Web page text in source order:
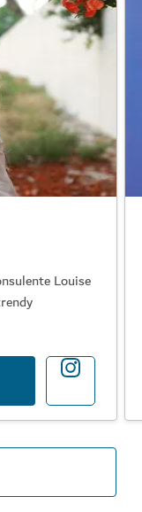
Louise